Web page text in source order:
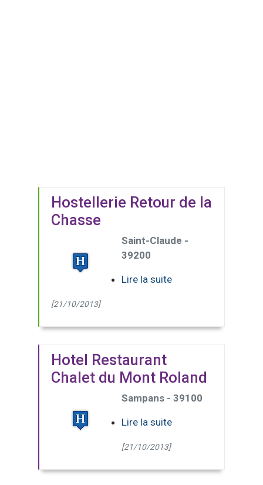
Hostellerie Retour de la
Chasse
Saint-Claude -
39200
Lire la suite
[21/10/2013]
Hotel Restaurant
Chalet du Mont Roland
Sampans - 39100
Lire la suite
[21/10/2013]